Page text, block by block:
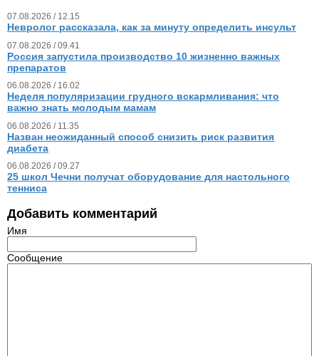
07.08.2026 / 12.15
Невролог рассказала, как за минуту определить инсульт
07.08.2026 / 09.41
Россия запустила производство 10 жизненно важных
препаратов
06.08.2026 / 16.02
Неделя популяризации грудного вскармливания: что
важно знать молодым мамам
06.08.2026 / 11.35
Назван неожиданный способ снизить риск развития
диабета
06.08.2026 / 09.27
25 школ Чечни получат оборудование для настольного
тенниса
Добавить комментарий
Имя
Сообщение